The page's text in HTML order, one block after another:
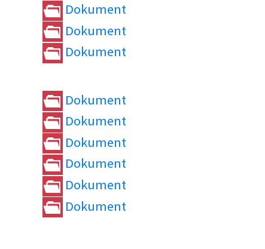
Dokument
Dokument
Dokument
Dokument
Dokument
Dokument
Dokument
Dokument
Dokument